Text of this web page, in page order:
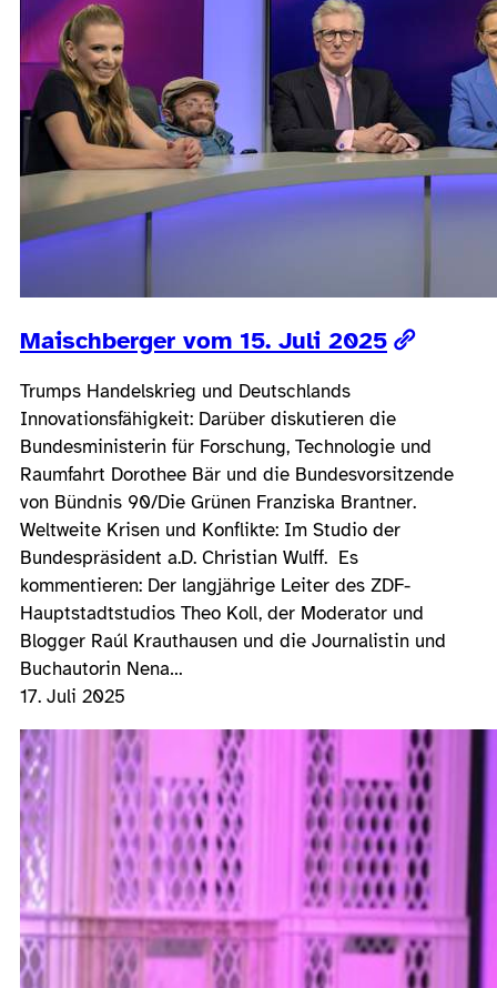
Maischberger vom 15. Juli 2025
Trumps Handelskrieg und Deutschlands
Innovationsfähigkeit: Darüber diskutieren die
Bundesministerin für Forschung, Technologie und
Raumfahrt Dorothee Bär und die Bundesvorsitzende
von Bündnis 90/Die Grünen Franziska Brantner.
Weltweite Krisen und Konflikte: Im Studio der
Bundespräsident a.D. Christian Wulff. Es
kommentieren: Der langjährige Leiter des ZDF-
Hauptstadtstudios Theo Koll, der Moderator und
Blogger Raúl Krauthausen und die Journalistin und
Buchautorin Nena…
17. Juli 2025